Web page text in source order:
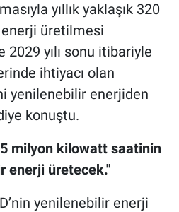
yıllık yaklaşık 320
üretilmesi
2029 yılı sonu itibariyle
ihtiyacı olan
yenilenebilir enerjiden
konuştu.
milyon kilowatt saatinin
enerji üretecek."
yenilenebilir enerji